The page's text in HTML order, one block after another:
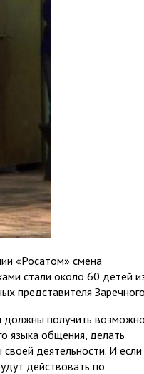
«Росатом» смена
стали около 60 детей
представителя
должны получить
языка общения, делать
деятельности. И если
действовать по